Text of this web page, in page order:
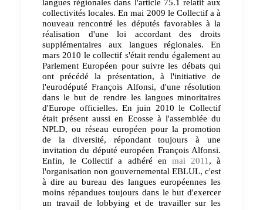
langues régionales dans l'article 75.1 relatif aux
collectivités locales. En mai 2009 le Collectif a à
nouveau rencontré les députés favorables à la
réalisation d'une loi accordant des droits
supplémentaires aux langues régionales. En
mars 2010 le collectif s'était rendu également au
Parlement Européen pour suivre les débats qui
ont précédé la présentation, à l'initiative de
l'eurodéputé François Alfonsi, d'une résolution
dans le but de rendre les langues minoritaires
d'Europe officielles. En juin 2010 le Collectif
était présent aussi en Ecosse à l'assemblée du
NPLD, ou réseau européen pour la promotion
de la diversité, répondant toujours à une
invitation du député européen François Alfonsi.
Enfin, le Collectif a adhéré en mai 2011 , à
l'organisation non gouvernemental EBLUL, c'est
à dire au bureau des langues européennes les
moins répandues toujours dans le but d'exercer
un travail de lobbying et de travailler sur les